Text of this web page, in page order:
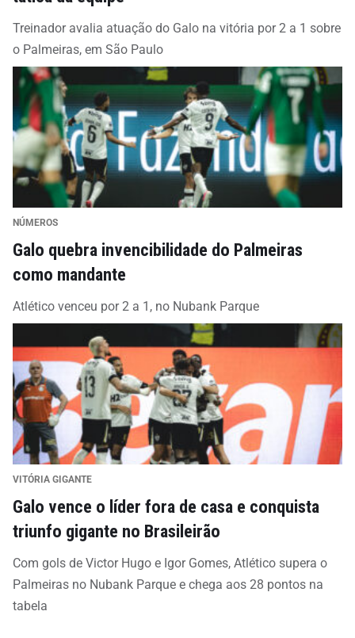
Treinador avalia atuação do Galo na vitória por 2 a 1 sobre
o Palmeiras, em São Paulo
NÚMEROS
Galo quebra invencibilidade do Palmeiras
como mandante
Atlético venceu por 2 a 1, no Nubank Parque
VITÓRIA GIGANTE
Galo vence o líder fora de casa e conquista
triunfo gigante no Brasileirão
Com gols de Victor Hugo e Igor Gomes, Atlético supera o
Palmeiras no Nubank Parque e chega aos 28 pontos na
tabela